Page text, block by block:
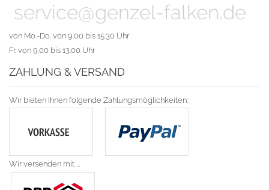
service@genzel-falken.de
von Mo.-Do. von 9.00 bis 15.30 Uhr
Fr. von 9.00 bis 13.00 Uhr
ZAHLUNG & VERSAND
Wir bieten Ihnen folgende Zahlungsmöglichkeiten:
Wir versenden mit ...